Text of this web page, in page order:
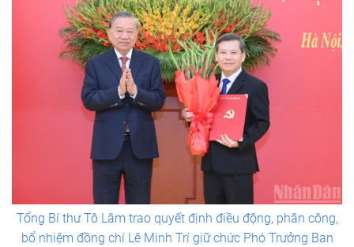
Tổng Bí thư Tô Lâm trao quyết định điều động, phân công,
bổ nhiệm đồng chí Lê Minh Trí giữ chức Phó Trưởng Ban